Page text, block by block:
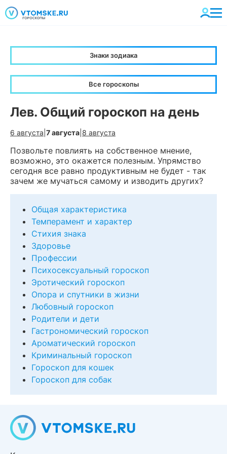
Знаки зодиака
Лев. Общий гороскоп на день
6 августа 7 августа 8 августа
Позвольте повлиять на собственное мнение,
возможно, это окажется полезным. Упрямство
сегодня все равно продуктивным не будет - так
зачем же мучаться самому и изводить других?
Общая характеристика
Темперамент и характер
Стихия знака
Здоровье
Профессии
Психосексуальный гороскоп
Эротический гороскоп
Опора и спутники в жизни
Любовный гороскоп
Родители и дети
Гастрономический гороскоп
Ароматический гороскоп
Криминальный гороскоп
Гороскоп для кошек
Гороскоп для собак
Все гороскопы